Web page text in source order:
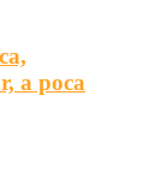
a poca